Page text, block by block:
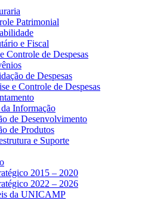
Patrimonial
e Fiscal
Controle de Despesas
de Despesas
e Controle de Despesas
Informação
de Desenvolvimento
de Produtos
e Suporte
2015 – 2020
2022 – 2026
da UNICAMP